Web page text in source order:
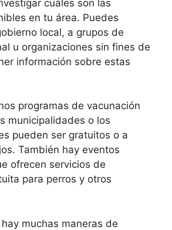
cuáles son las
en tu área. Puedes
local, a grupos de
u organizaciones sin fines de
información sobre estas
programas de vacunación
municipalidades o los
pueden ser gratuitos o a
También hay eventos
ofrecen servicios de
para perros y otros
hay muchas maneras de